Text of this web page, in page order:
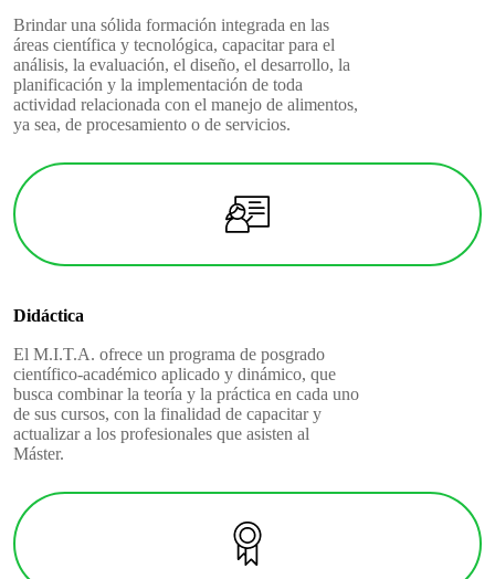
Brindar una sólida formación integrada en las
áreas científica y tecnológica, capacitar para el
análisis, la evaluación, el diseño, el desarrollo, la
planificación y la implementación de toda
actividad relacionada con el manejo de alimentos,
ya sea, de procesamiento o de servicios.
Didáctica
El M.I.T.A. ofrece un programa de posgrado
científico-académico aplicado y dinámico, que
busca combinar la teoría y la práctica en cada uno
de sus cursos, con la finalidad de capacitar y
actualizar a los profesionales que asisten al
Máster.